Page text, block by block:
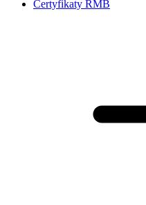
Certyfikaty RMB